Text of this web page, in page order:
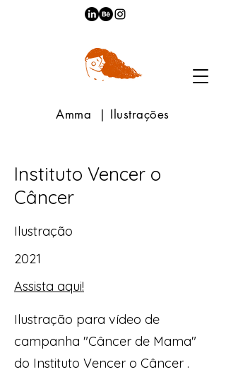
Amma | Ilustrações
Instituto Vencer o
Câncer
Ilustração
2021
Assista aqui!
Ilustração para vídeo de
campanha "Câncer de Mama"
do Instituto Vencer o Câncer .